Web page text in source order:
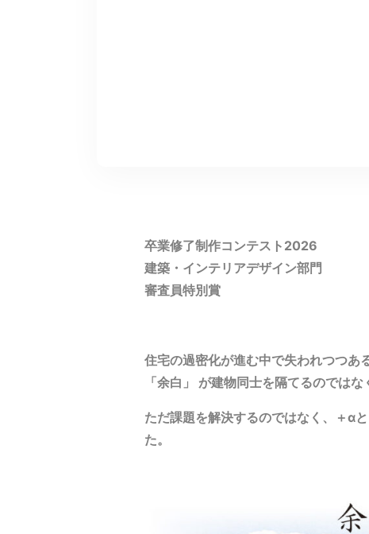
卒業修了制作コンテスト2026
建築・インテリアデザイン部門
審査員特別賞
住宅の過密化が進む中で失われつつあ
「余白」 が建物同士を隔てるのでは
ただ課題を解決するのではなく、＋α
た。